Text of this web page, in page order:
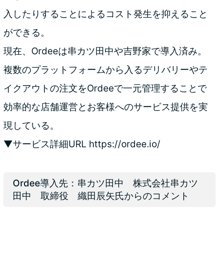
入したりすることによるコスト発生を抑えること
ができる。
現在、Ordeeは串カツ田中や吉野家で導入済み。
複数のプラットフォームから入るデリバリーやテ
イクアウトの注文をOrdeeで一元管理することで
効率的な店舗運営とお客様へのサービス提供を実
現している。
▼サービス詳細URL https://ordee.io/
Ordee導入先：串カツ田中 株式会社串カツ
田中 取締役 織田辰矢氏からのコメント